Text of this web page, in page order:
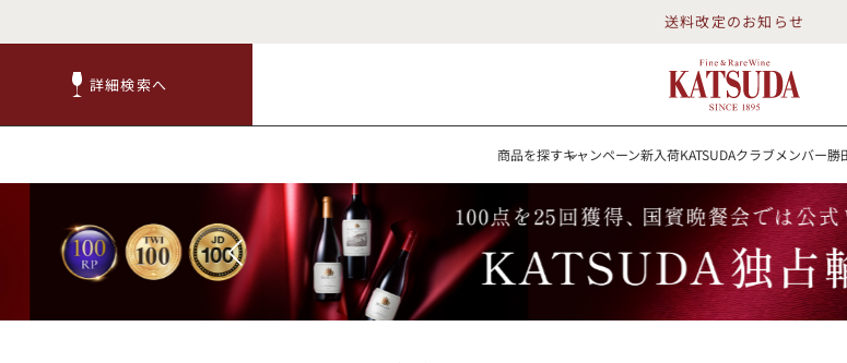
送料改定のお知らせ
詳細検索へ
商品を探すキャンペーン新入荷KATSUDAクラブメンバー勝
送料改定のお知らせ
詳細検索へ
商品を探すキャンペーン新入荷KATSUDAクラブメンバー
赤ワイン
白ワイン スパークリング ロゼワイン